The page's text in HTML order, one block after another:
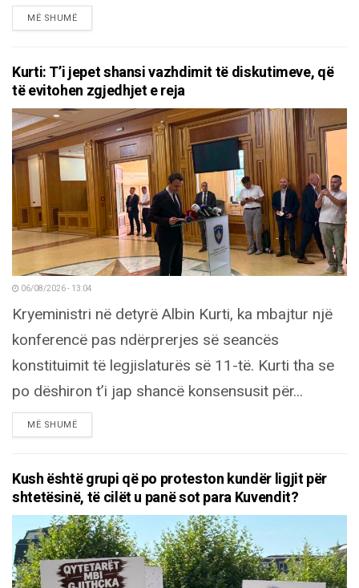
MË SHUMËDETAILS
Kurti: T’i jepet shansi vazhdimit të diskutimeve, që
të evitohen zgjedhjet e reja
06/08/2026 - 13:04
Kryeministri në detyrë Albin Kurti, ka mbajtur një
konferencë pas ndërprerjes së seancës
konstituimit të legjislaturës së 11-të. Kurti tha se
po dëshiron t’i jap shancë konsensusit për...
MË SHUMËDETAILS
Kush është grupi që po proteston kundër ligjit për
shtetësinë, të cilët u panë sot para Kuvendit?